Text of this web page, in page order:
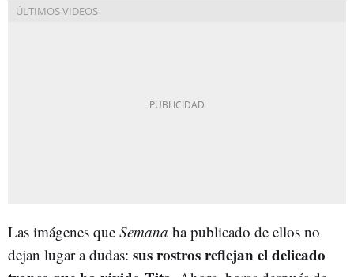
Las imágenes que Semana ha publicado de ellos no
dejan lugar a dudas: sus rostros reflejan el delicado